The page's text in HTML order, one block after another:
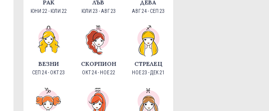
РАК
ЮНИ 22 - ЮЛИ 22
ЛЪВ
ЮЛИ 23 - АВГ 23
ДЕВА
АВГ 24 - СЕП 23
ВЕЗНИ
СЕП 24 - ОКТ 23
СКОРПИОН
ОКТ 24 - НОЕ 22
СТРЕЛЕЦ
НОЕ 23 - ДЕК 21